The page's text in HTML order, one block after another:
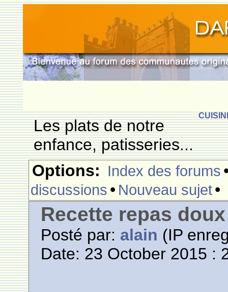
Les plats de notre
enfance, patisseries...
Options: Index des forums
discussions • Nouveau sujet•
Recette repas
Posté par: alain (IP
Date: 23 October 2015 :